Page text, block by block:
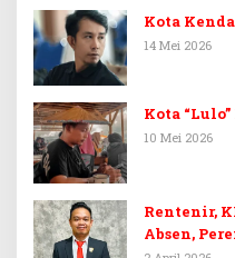
Kota
14 Mei 2026
Kota
10 Mei 2026
Rentenir,
Absen,